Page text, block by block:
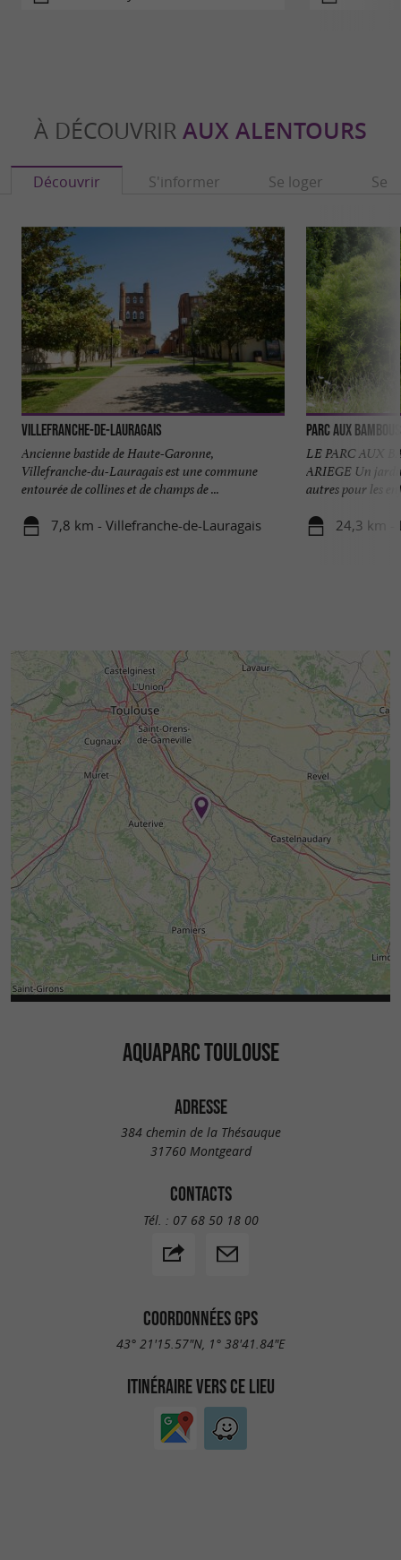
À DÉCOUVRIR AUX ALENTOURS
Découvrir S'informer Se loger Se
Villefranche-de-Lauragais
Ancienne bastide de Haute-Garonne,
Villefranche-du-Lauragais est une commune
entourée de collines et de champs de ...
7,8 km - Villefranche-de-Lauragais
Parc aux Bambous
LE PARC AUX
ARIEGE Un
autres pour les
24,3 km -
AQUAPARC TOULOUSE
ADRESSE
384 chemin de la Thésauque
31760 Montgeard
CONTACTS
Tél. : 07 68 50 18 00
COORDONNÉES GPS
43° 21'15.57"N, 1° 38'41.84"E
ITINÉRAIRE VERS CE LIEU